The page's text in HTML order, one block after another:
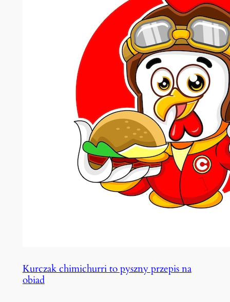
Kurczak chimichurri to pyszny przepis na
obiad